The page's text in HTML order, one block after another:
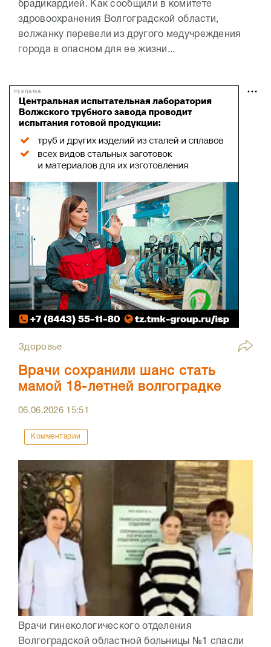
брадикардией. Как сообщили в комитете
здровоохранения Волгоградской области,
волжанку перевели из другого медучреждения
города в опасном для ее жизни...
РЕКЛАМА
Здоровье
Врачи сохранили шанс стать
мамой 18-летней волгоградке
06.06.2026 15:51
Комментарии
Врачи гинекологического отделения
Волгоградской областной больницы №1 спасли